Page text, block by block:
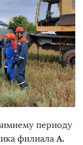
периоду
филиала А.